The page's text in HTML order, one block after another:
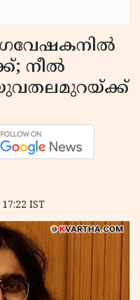
ഗവേഷകനിൽ
നീൽ
യുവതലമുറയ്ക്ക്
IST